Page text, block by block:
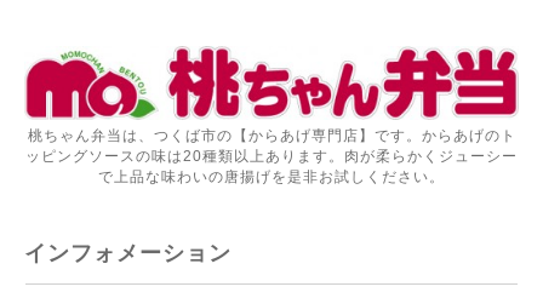
桃ちゃん弁当は、つくば市の【からあげ専門店】です。からあげのト
ッピングソースの味は20種類以上あります。肉が柔らかくジューシー
で上品な味わいの唐揚げを是非お試しください。
インフォメーション